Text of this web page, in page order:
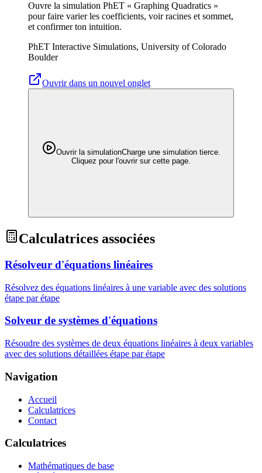
Ouvre la simulation PhET « Graphing Quadratics »
pour faire varier les coefficients, voir racines et sommet,
et confirmer ton intuition.
PhET Interactive Simulations, University of Colorado
Boulder
Ouvrir dans un nouvel onglet
Ouvrir la simulationCharge une simulation tierce.
Cliquez pour l'ouvrir sur cette page.
Calculatrices associées
Résolveur d'équations linéaires
Résolvez des équations linéaires à une variable avec des solutions
étape par étape
Solveur de systèmes d'équations
Résoudre des systèmes de deux équations linéaires à deux variables
avec des solutions détaillées étape par étape
Navigation
Accueil
Calculatrices
Contact
Calculatrices
Mathématiques de base